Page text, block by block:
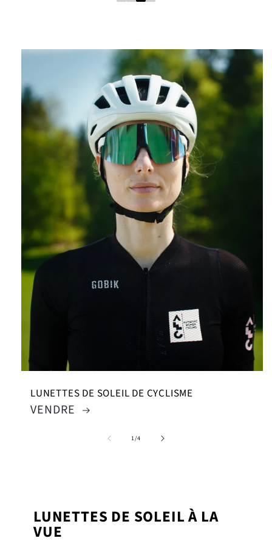
LUNETTES DE SOLEIL DE CYCLISME
VENDRE
1/de
4
LUNETTES DE SOLEIL À LA
VUE